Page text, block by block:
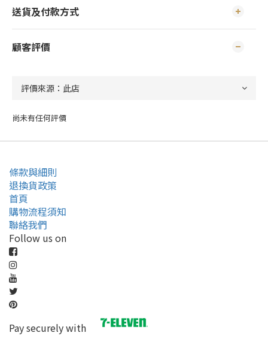
送貨及付款方式
顧客評價
尚未有任何評價
條款與細則
退換貨政策
首頁
購物流程須知
聯絡我們
Follow us on
Pay securely with